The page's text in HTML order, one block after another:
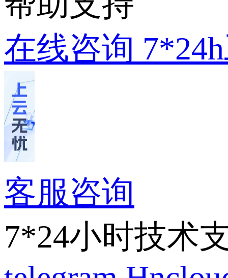
在线咨询
客服咨询
7*24小时技术